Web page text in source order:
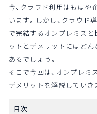
今、クラウド利用はもはや
います。しかし、クラウド
で完結するオンプレミスと
ットとデメリットにはど
あるでしょう。
そこで今回は、オンプレミ
デメリットを解説していき
目次